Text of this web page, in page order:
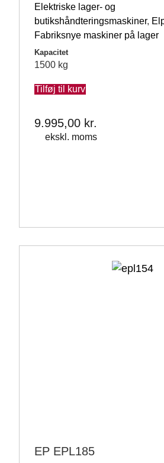
Elektriske lager- og
butikshåndteringsmaskiner,
Fabriksnye maskiner på lager
Kapacitet
1500 kg
Tilføj til kurv
9.995,00 kr.
ekskl. moms
EP EPL185